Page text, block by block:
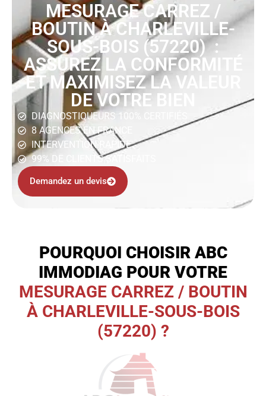
MESURAGE CARREZ /
BOUTIN À CHARLEVILLE-
SOUS-BOIS (57220) :
ASSUREZ LA CONFORMITÉ
ET MAXIMISEZ LA VALEUR
DE VOTRE BIEN
DIAGNOSTIQUEURS 100% CERTIFIÉS
8 AGENCES EN FRANCE
INTERVENTION RAPIDE
99% DE CLIENTS SATISFAITS
Demandez un devis
POURQUOI CHOISIR ABC
IMMODIAG POUR VOTRE
MESURAGE CARREZ / BOUTIN
À CHARLEVILLE-SOUS-BOIS
(57220) ?